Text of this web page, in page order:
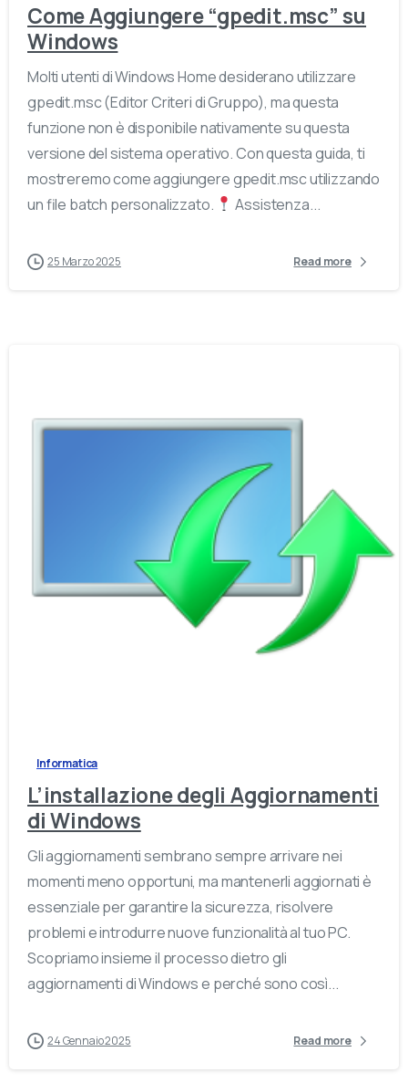
Come Aggiungere “gpedit.msc” su
Windows
Molti utenti di Windows Home desiderano utilizzare
gpedit.msc (Editor Criteri di Gruppo), ma questa
funzione non è disponibile nativamente su questa
versione del sistema operativo. Con questa guida, ti
mostreremo come aggiungere gpedit.msc utilizzando
un file batch personalizzato.
Assistenza...
25 Marzo 2025 Read more
Informatica
L’installazione degli Aggiornamenti
di Windows
Gli aggiornamenti sembrano sempre arrivare nei
momenti meno opportuni, ma mantenerli aggiornati è
essenziale per garantire la sicurezza, risolvere
problemi e introdurre nuove funzionalità al tuo PC.
Scopriamo insieme il processo dietro gli
aggiornamenti di Windows e perché sono così...
24 Gennaio 2025 Read more